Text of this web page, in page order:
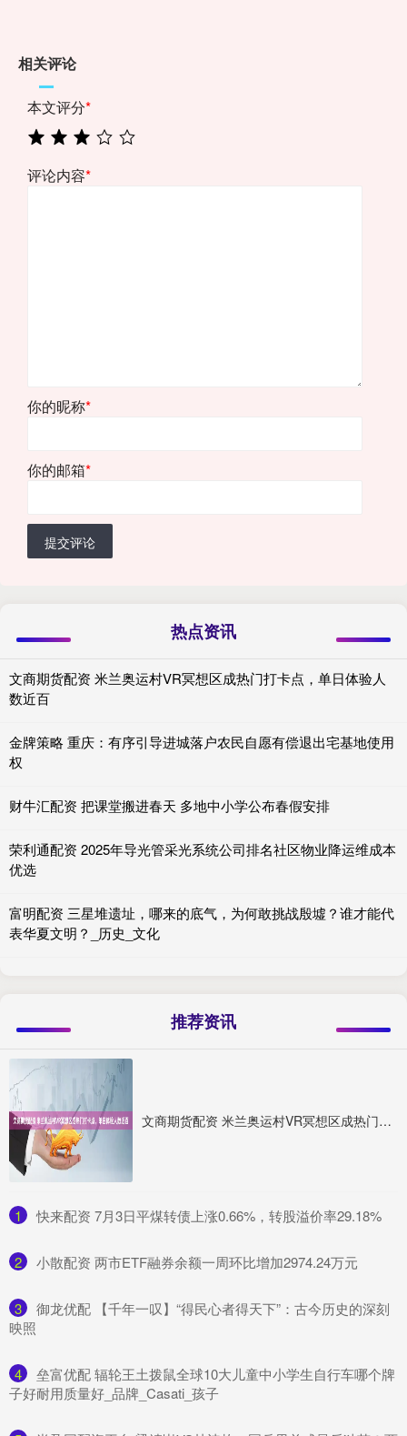
相关评论
本文评分*
评论内容*
你的昵称*
你的邮箱*
提交评论
热点资讯
文商期货配资 米兰奥运村VR冥想区成热门打卡点，单日体验人
数近百
金牌策略 重庆：有序引导进城落户农民自愿有偿退出宅基地使用
权
财牛汇配资 把课堂搬进春天 多地中小学公布春假安排
荣利通配资 2025年导光管采光系统公司排名社区物业降运维成本
优选
富明配资 三星堆遗址，哪来的底气，为何敢挑战殷墟？谁才能代
表华夏文明？_历史_文化
推荐资讯
文商期货配资 米兰奥运村VR冥想区成热门打卡点，单日体验人数近百
1 ​快来配资 7月3日平煤转债上涨0.66%，转股溢价率29.18%
2 ​小散配资 两市ETF融券余额一周环比增加2974.24万元
3
​御龙优配 【千年一叹】“得民心者得天下”：古今历史的深刻
映照
4
​垒富优配 辐轮王土拨鼠全球10大儿童中小学生自行车哪个牌
子好耐用质量好_品牌_Casati_孩子